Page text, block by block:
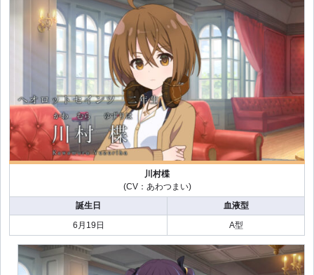
川村楪
(CV：あわつまい)
誕生日
血液型
6月19日
A型